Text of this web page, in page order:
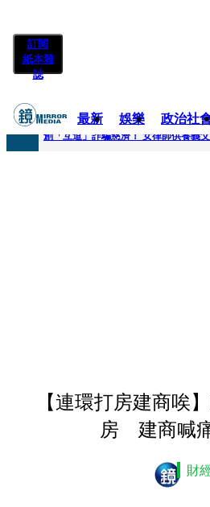
訂閱
紙本雜
誌
最新 娛樂 政治社
快訊
創「互道」詐騙慈濟！ 女律師供養義
【連環打房建商唉
房 建商喊
財